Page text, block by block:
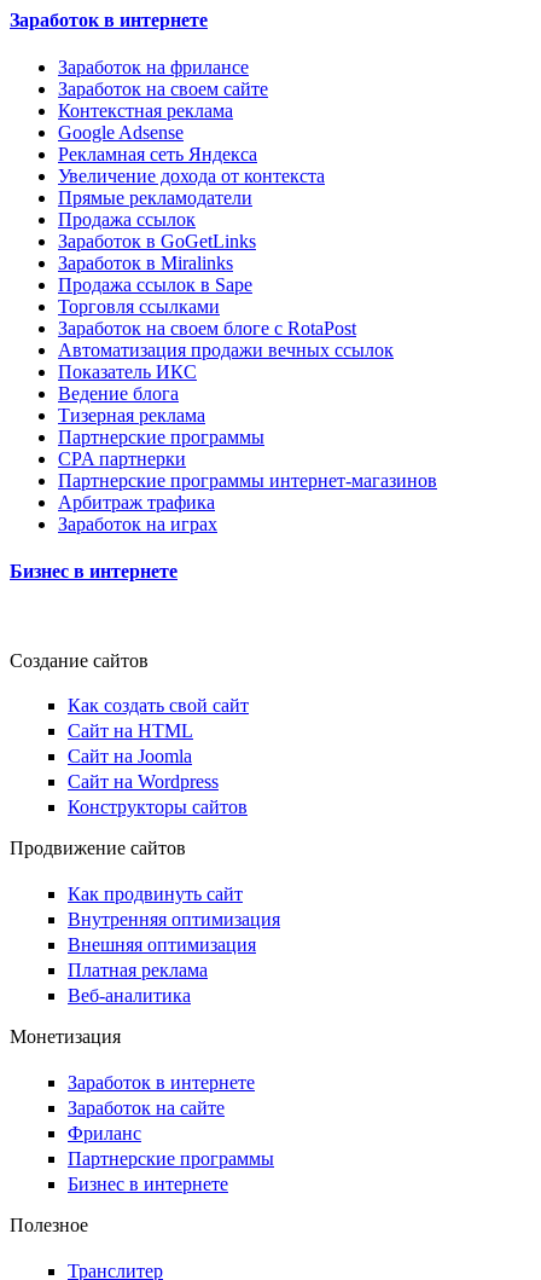
Заработок в интернете
Заработок на фрилансе
Заработок на своем сайте
Контекстная реклама
Google Adsense
Рекламная сеть Яндекса
Увеличение дохода от контекста
Прямые рекламодатели
Продажа ссылок
Заработок в GoGetLinks
Заработок в Miralinks
Продажа ссылок в Sape
Торговля ссылками
Заработок на своем блоге с RotaPost
Автоматизация продажи вечных ссылок
Показатель ИКС
Ведение блога
Тизерная реклама
Партнерские программы
CPA партнерки
Партнерские программы интернет-магазинов
Арбитраж трафика
Заработок на играх
Бизнес в интернете
Создание сайтов
Как создать свой сайт
Сайт на HTML
Сайт на Joomla
Сайт на Wordpress
Конструкторы сайтов
Продвижение сайтов
Как продвинуть сайт
Внутренняя оптимизация
Внешняя оптимизация
Платная реклама
Веб-аналитика
Монетизация
Заработок в интернете
Заработок на сайте
Фриланс
Партнерские программы
Бизнес в интернете
Полезное
Транслитер